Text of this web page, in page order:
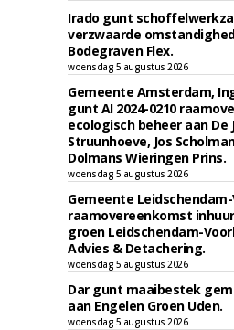
Irado gunt
verzwaarde
Bodegraven Flex.
woensdag 5 augustus 2026
Gemeente Amsterdam,
gunt AI 2024-0210
ecologisch beheer aan De
Struunhoeve, Jos
Dolmans Wieringen Prins.
woensdag 5 augustus 2026
Gemeente
raamovereenkomst
groen Leidschendam-
Advies & Detachering.
woensdag 5 augustus 2026
Dar gunt maaibestek
aan Engelen Groen Uden.
woensdag 5 augustus 2026